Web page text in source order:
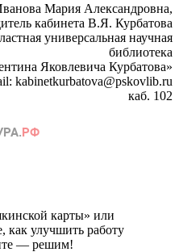
Мария Александровна,
кабинета В.Я. Курбатова
универсальная научная
библиотека
Яковлевича Курбатова»
kabinetkurbatova@pskovlib.ru
каб. 102
карты» или
как улучшить работу
— решим!